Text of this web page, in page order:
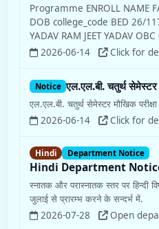
Programme ENROLL NAME
DOB college_code BED 26/
YADAV RAM JEET YADAV
2026-06-14
Click for
Notice एल.एल.बी. चतुर्थ सेमेस्टर
एल.एल.बी. चतुर्थ सेमेस्टर मौखिक परीक्षा
2026-06-14
Click for
Hindi Department Notice
Hindi Department
स्नातक और परास्नातक स्तर पर हिन्दी
जुलाई से प्रारम्भ करने के सन्दर्भ में.
2026-07-28
Open